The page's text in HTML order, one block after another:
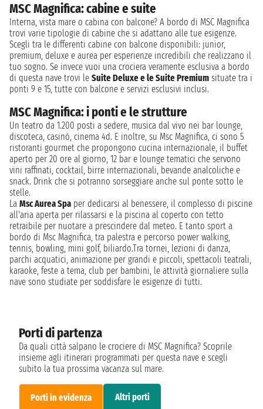
Porti di partenza
Da quali città salpano le crociere di MSC Magnifica? Scoprile
insieme agli itinerari programmati per questa nave e scegli
subito la tua prossima vacanza sul mare.
Porti in evidenza Altri porti
MSC Magnifica: cabine e suite
Interna, vista mare o cabina con balcone? A bordo di MSC Magnifica
trovi varie tipologie di cabine che si adattano alle tue esigenze.
Scegli tra le differenti cabine con balcone disponibili: junior,
premium, deluxe e aurea per esperienze incredibili che realizzano il
tuo sogno. Se invece vuoi una crociera veramente esclusiva a bordo
di questa nave trovi le Suite Deluxe e le Suite Premium situate tra i
ponti 9 e 15, tutte con balcone e servizi esclusivi inclusi.
MSC Magnifica: i ponti e le strutture
Un teatro da 1.200 posti a sedere, musica dal vivo nei bar lounge,
discoteca, casinò, cinema 4d. E inoltre, su Msc Magnifica, ci sono 5
ristoranti gourmet che propongono cucina internazionale, il buffet
aperto per 20 ore al giorno, 12 bar e lounge tematici che servono
vini raffinati, cocktail, birre internazionali, bevande analcoliche e
snack. Drink che si potranno sorseggiare anche sul ponte sotto le
stelle.
La Msc Aurea Spa per dedicarsi al benessere, il complesso di piscine
all'aria aperta per rilassarsi e la piscina al coperto con tetto
retraibile per nuotare a prescindere dal meteo. E tanto sport a
bordo di Msc Magnifica, tra palestra e percorso power walking,
tennis, bowling, mini golf, biliardo.Tra tornei, lezioni di danza,
parchi acquatici, animazione per grandi e piccoli, spettacoli teatrali,
karaoke, feste a tema, club per bambini, le attività giornaliere sulla
nave sono studiate per soddisfare le esigenze di tutti.